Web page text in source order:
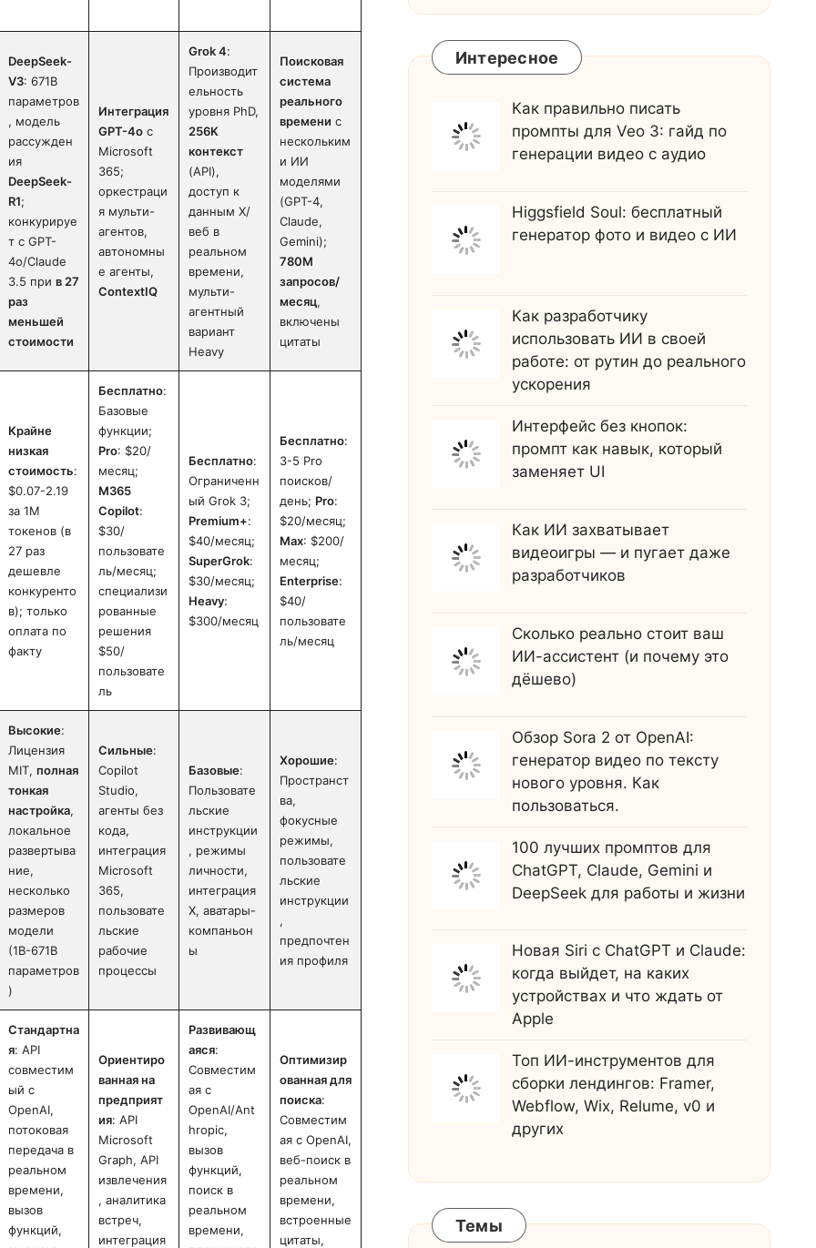
DeepSeek-
V3: 671B
параметров
, модель
рассужден
ия
DeepSeek-
R1;
конкурируе
т с GPT-
4o/Claude
3.5 прив 27
раз
меньшей
стоимости
Интеграция
GPT-4o с
Microsoft
365;
оркестраци
я мульти-
агентов,
автономны
е агенты,
ContextIQ
Grok 4:
Производит
ельность
уровня PhD,
256K
контекст
(API),
доступ к
данным X/
веб в
реальном
времени,
мульти-
агентный
вариант
Heavy
Поисковая
система
реального
времени с
нескольким
и ИИ
моделями
(GPT-4,
Claude,
Gemini);
780M
запросов/
месяц,
включены
цитаты
Крайне
низкая
стоимость:
$0.07-2.19
за 1M
токенов (в
27 раз
дешевле
конкуренто
в); только
оплата по
факту
Бесплатно:
Базовые
функции;
Pro: $20/
месяц;
M365
Copilot:
$30/
пользовате
ль/месяц;
специализи
рованные
решения
$50/
пользовате
ль
Бесплатно:
Ограниченн
ый Grok 3;
Premium+:
$40/месяц;
SuperGrok:
$30/месяц;
Heavy:
$300/месяц
Бесплатно:
3-5 Pro
поисков/
день; Pro:
$20/месяц;
Max: $200/
месяц;
Enterprise:
$40/
пользовате
ль/месяц
Высокие:
Лицензия
MIT,полная
тонкая
настройка,
локальное
развертыва
ние,
несколько
размеров
модели
(1B-671B
параметров
)
Сильные:
Copilot
Studio,
агенты без
кода,
интеграция
Microsoft
365,
пользовате
льские
рабочие
процессы
Базовые:
Пользовате
льские
инструкции
, режимы
личности,
интеграция
X, аватары-
компаньон
ы
Хорошие:
Пространст
ва,
фокусные
режимы,
пользовате
льские
инструкции
,
предпочтен
ия профиля
Стандартна
я: API
совместим
ый с
OpenAI,
потоковая
передача в
реальном
времени,
вызов
функций,
Ориентиро
ванная на
предприят
ия: API
Microsoft
Graph, API
извлечения
, аналитика
встреч,
интеграция
Развивающ
аяся:
Совместим
ая с
OpenAI/Ant
hropic,
вызов
функций,
поиск в
реальном
времени,
Оптимизир
ованная для
поиска:
Совместим
ая с OpenAI,
веб-поиск в
реальном
времени,
встроенные
цитаты,
Интересное
Как правильно писать
промпты для Veo 3: гайд по
генерации видео с аудио
Higgsfield Soul: бесплатный
генератор фото и видео с ИИ
Как разработчику
использовать ИИ в своей
работе: от рутин до реального
ускорения
Интерфейс без кнопок:
промпт как навык, который
заменяет UI
Как ИИ захватывает
видеоигры — и пугает даже
разработчиков
Сколько реально стоит ваш
ИИ-ассистент (и почему это
дёшево)
Обзор Sora 2 от OpenAI:
генератор видео по тексту
нового уровня. Как
пользоваться.
100 лучших промптов для
ChatGPT, Claude, Gemini и
DeepSeek для работы и жизни
Новая Siri с ChatGPT и Claude:
когда выйдет, на каких
устройствах и что ждать от
Apple
Топ ИИ-инструментов для
сборки лендингов: Framer,
Webflow, Wix, Relume, v0 и
других
Темы